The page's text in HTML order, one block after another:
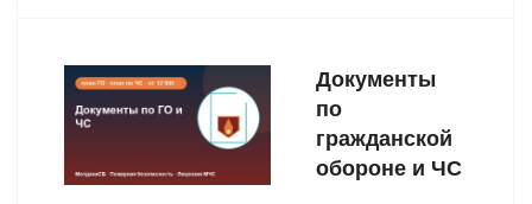
Документы
по
гражданской
обороне и ЧС